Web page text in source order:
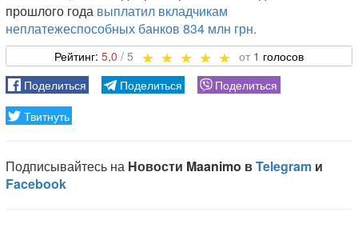
прошлого года выплатил вкладчикам
неплатежеспособных банков 834 млн грн.
5,0 1